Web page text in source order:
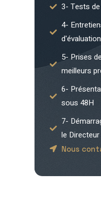
3- Tests
4-
d'évaluation
5- Prises
meilleurs
6-
sous 48H
7-
le
Nous